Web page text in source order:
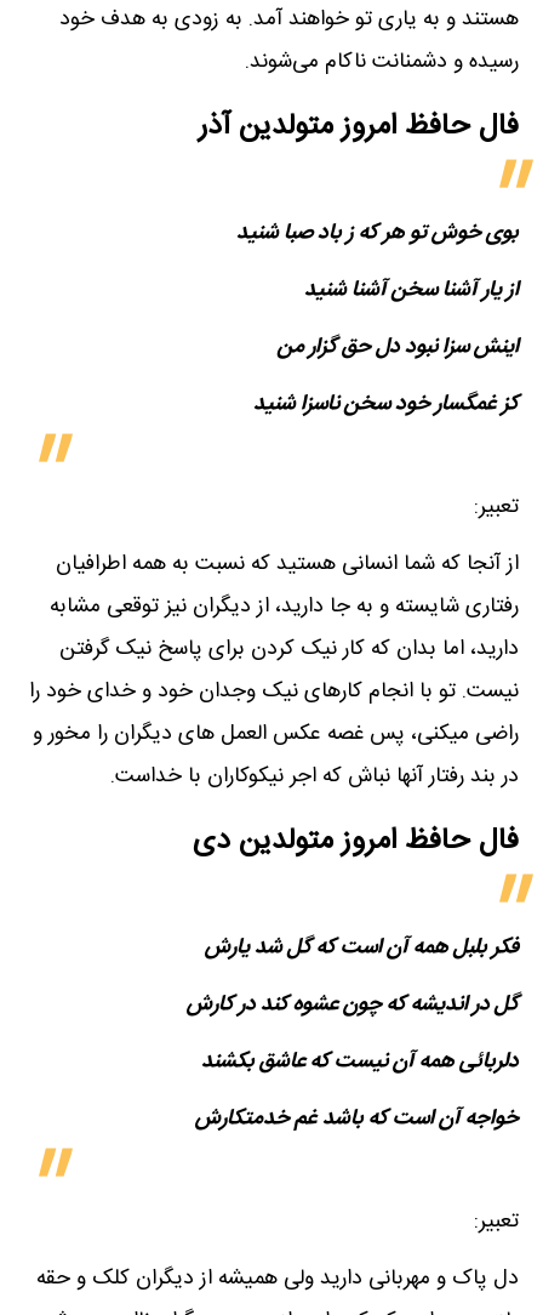
هستند و به یاری تو خواهند آمد. به زودی به هدف خود
رسیده و دشمنانت ناکام می‌شوند.
فال حافظ امروز متولدین‌ آذر
بوی خوش تو هر که ز باد صبا شنید
از یار آشنا سخن آشنا شنید
اینش سزا نبود دل حق گزار من
کز غمگسار خود سخن ناسزا شنید
تعبیر:
از آنجا که شما انسانی هستید که نسبت به همه اطرافیان
رفتاری شایسته و به جا دارید، از دیگران نیز توقعی مشابه
دارید، اما بدان که کار نیک کردن برای پاسخ نیک گرفتن
نیست. تو با انجام کارهای نیک وجدان خود و خدای خود را
راضی میکنی، پس غصه عکس العمل های دیگران را مخور و
در بند رفتار آنها نباش که اجر نیکوکاران با خداست.
فال حافظ امروز متولدین‌ دی
فکر بلبل همه آن است که گل شد یارش
گل در اندیشه که چون عشوه کند در کارش
دلربائی همه آن نیست که عاشق بکشند
خواجه آن است که باشد غم خدمتکارش
تعبیر:
دل پاک و مهربانی دارید ولی همیشه از دیگران کلک و حقه